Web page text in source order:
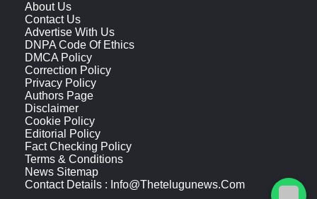
About Us
Contact Us
Advertise With Us
DNPA Code Of Ethics
DMCA Policy
Correction Policy
Privacy Policy
Authors Page
Disclaimer
Cookie Policy
Editorial Policy
Fact Checking Policy
Terms & Conditions
News Sitemap
Contact Details : Info@thetelugunews.com